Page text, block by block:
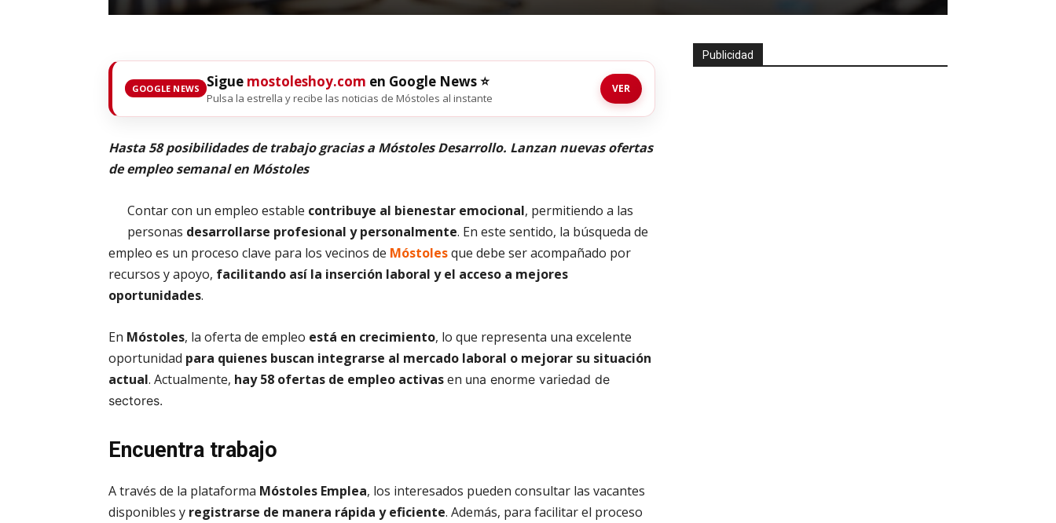
GOOGLE NEWS Sigue mostoleshoy.com en Google News ⭐
Pulsa la estrella y recibe las noticias de Móstoles al instante
VER
Hasta 58 posibilidades de trabajo gracias a Móstoles Desarrollo. Lanzan nuevas ofertas
de empleo semanal en Móstoles
Contar con un empleo estable contribuye al bienestar emocional, permitiendo a las
personas desarrollarse profesional y personalmente. En este sentido, la búsqueda de
empleo es un proceso clave para los vecinos de Móstolesque debe ser acompañado por
recursos y apoyo, facilitando así la inserción laboral y el acceso a mejores
oportunidades.
En Móstoles, la oferta de empleo está en crecimiento, lo que representa una excelente
oportunidad para quienes buscan integrarse al mercado laboral o mejorar su situación
actual. Actualmente, hay 58 ofertas de empleo activasen una enorme variedad de
sectores.
Encuentra trabajo
A través de la plataforma Móstoles Emplea, los interesados pueden consultar las vacantes
disponibles y registrarse de manera rápida y eficiente. Además, para facilitar el proceso
Publicidad